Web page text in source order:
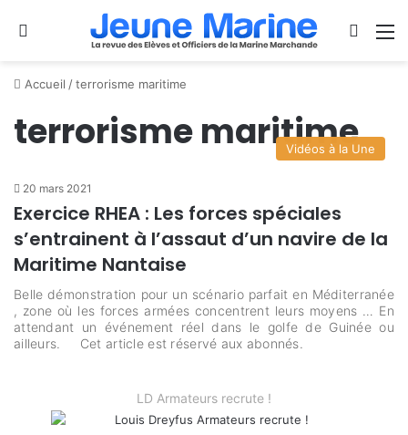
Se connecter
Accueil /terrorisme maritime
terrorisme maritime
Vidéos à la Une
20 mars 2021
Exercice RHEA : Les forces spéciales
s’entrainent à l’assaut d’un navire de la
Maritime Nantaise
Belle démonstration pour un scénario parfait en Méditerranée
, zone où les forces armées concentrent leurs moyens … En
attendant un événement réel dans le golfe de Guinée ou
ailleurs. Cet article est réservé aux abonnés.
LD Armateurs recrute !